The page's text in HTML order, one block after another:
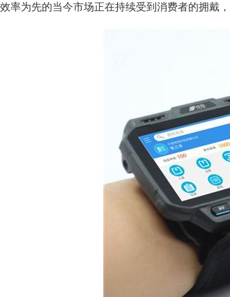
效率为先的当今市场正在持续受到消费者的拥戴